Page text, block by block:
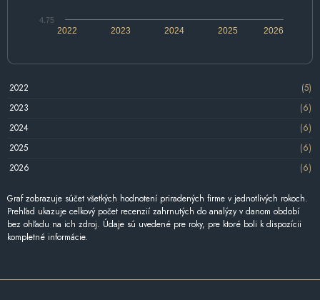
2025
2022 2023 2024 2026
4.75
2022
(5)
2023
(6)
2024
(6)
2025
(6)
2026
(6)
Graf zobrazuje súčet všetkých hodnotení priradených firme v jednotlivých rokoch.
Prehľad ukazuje celkový počet recenzií zahrnutých do analýzy v danom období
bez ohľadu na ich zdroj. Údaje sú uvedené pre roky, pre ktoré boli k dispozícii
kompletné informácie.